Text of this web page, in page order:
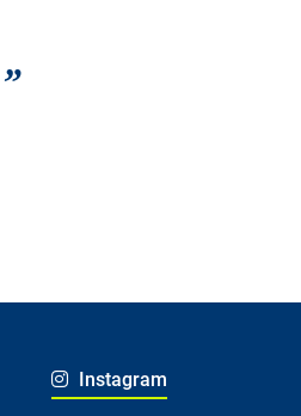
”
Instagram